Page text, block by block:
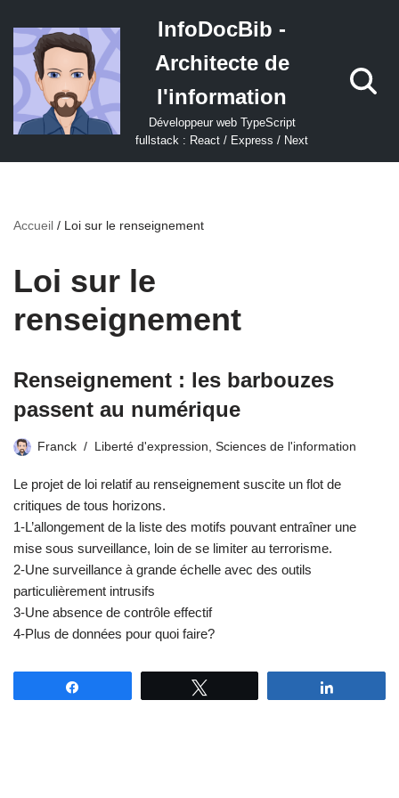
Aller
au
contenu
InfoDocBib -
Architecte de
l'information
Développeur web TypeScript
fullstack : React / Express / Next
Accueil / Loi sur le renseignement
Loi sur le
renseignement
Renseignement : les barbouzes
passent au numérique
Franck Liberté d'expression, Sciences de l'information
Le projet de loi relatif au renseignement suscite un flot de
critiques de tous horizons.
1-L’allongement de la liste des motifs pouvant entraîner une
mise sous surveillance, loin de se limiter au terrorisme.
2-Une surveillance à grande échelle avec des outils
particulièrement intrusifs
3-Une absence de contrôle effectif
4-Plus de données pour quoi faire?